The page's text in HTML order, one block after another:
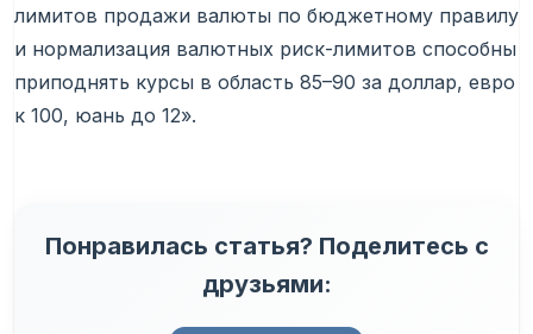
лимитов продажи валюты по бюджетному правилу
и нормализация валютных риск-лимитов способны
приподнять курсы в область 85–90 за доллар, евро
к 100, юань до 12».
Понравилась статья? Поделитесь с
друзьями: